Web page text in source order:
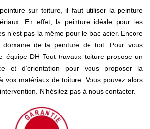
sur toiture, il faut utiliser la peinture
En effet, la peinture idéale pour les
n’est pas la même pour le bac acier. Encore
domaine de la peinture de toit. Pour vous
équipe DH Tout travaux toiture propose un
et d’orientation pour vous proposer la
vos matériaux de toiture. Vous pouvez alors
N’hésitez pas à nous contacter.